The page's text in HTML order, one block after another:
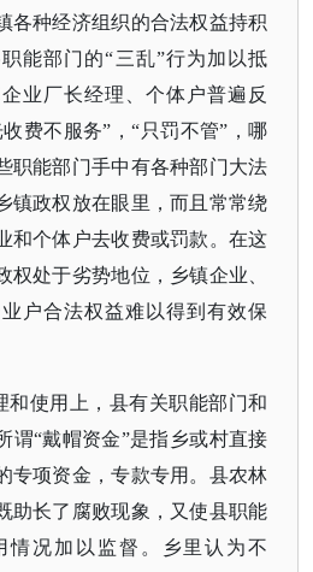
各种经济组织的合法权益持积
能部门的“三乱”行为加以抵
业厂长经理、个体户普遍反
费不服务”，“只罚不管”，哪
职能部门手中有各种部门大法
镇政权放在眼里，而且常常绕
和个体户去收费或罚款。在这
权处于劣势地位，乡镇企业、
户合法权益难以得到有效保
和使用上，县有关职能部门和
谓“戴帽资金”是指乡或村直接
专项资金，专款专用。县农林
助长了腐败现象，又使县职能
情况加以监督。乡里认为不